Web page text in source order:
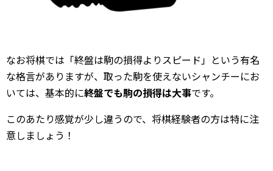
なお将棋では「終盤は駒の損得よりスピード」という有名
な格言がありますが、取った駒を使えないシャンチーにお
いては、基本的に終盤でも駒の損得は大事です。
このあたり感覚が少し違うので、将棋経験者の方は特に注
意しましょう！